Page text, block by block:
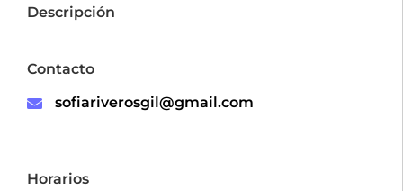
Descripción
Contacto
sofiariverosgil@gmail.com
Horarios